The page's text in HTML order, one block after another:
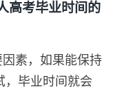
考毕业时间的
素，如果能保持
，毕业时间就会